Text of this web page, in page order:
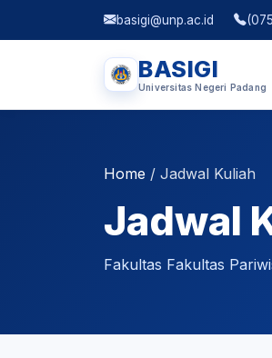
basigi@unp.ac.id
BASIGI
Universitas Negeri Padang
Home / Jadwal Kuliah
Jadwal
Fakultas Fakultas